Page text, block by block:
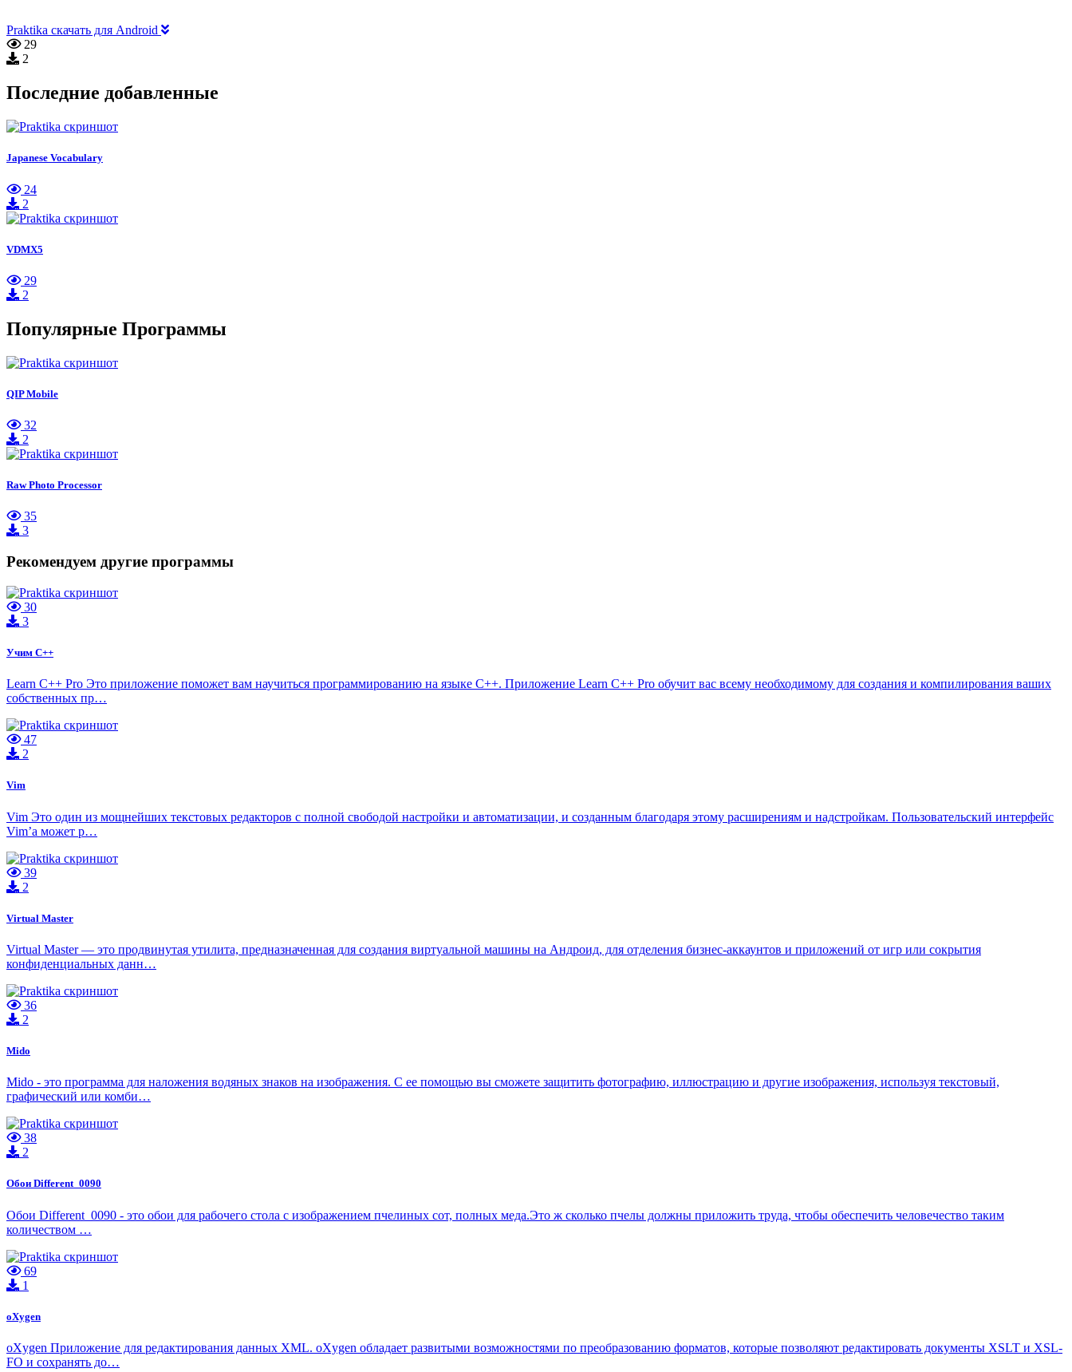
Praktika скачать для Android
29
2
Последние добавленные
Japanese Vocabulary
24
2
VDMX5
29
2
Популярные Программы
QIP Mobile
32
2
Raw Photo Processor
35
3
Рекомендуем другие программы
30
3
Учим C++
Learn C++ Pro Это приложение поможет вам научиться программированию на языке C++. Приложение Learn C++ Pro обучит вас всему необходимому для создания и компилирования ваших
собственных пр…
47
2
Vim
Vim Это один из мощнейших текстовых редакторов с полной свободой настройки и автоматизации, и созданным благодаря этому расширениям и надстройкам. Пользовательский интерфейс
Vim’а может р…
39
2
Virtual Master
Virtual Master — это продвинутая утилита, предназначенная для создания виртуальной машины на Андроид, для отделения бизнес-аккаунтов и приложений от игр или сокрытия
конфиденциальных данн…
36
2
Mido
Mido - это программа для наложения водяных знаков на изображения. С ее помощью вы сможете защитить фотографию, иллюстрацию и другие изображения, используя текстовый,
графический или комби…
38
2
Обои Different_0090
Обои Different_0090 - это обои для рабочего стола с изображением пчелиных сот, полных меда.Это ж сколько пчелы должны приложить труда, чтобы обеспечить человечество таким
количеством …
69
1
oXygen
oXygen Приложение для редактирования данных XML. oXygen обладает развитыми возможностями по преобразованию форматов, которые позволяют редактировать документы XSLT и XSL-
FO и сохранять до…